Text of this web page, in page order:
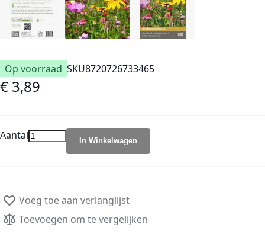
Op voorraad SKU8720726733465
€ 3,89
Aantal In Winkelwagen
Voeg toe aan verlanglijst
Toevoegen om te vergelijken